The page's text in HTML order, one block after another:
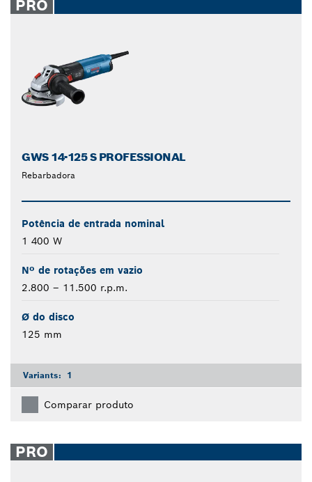
PRO
GWS 14-125 S PROFESSIONAL
Rebarbadora
Potência de entrada nominal
1 400 W
Nº de rotações em vazio
2.800 – 11.500 r.p.m.
Ø do disco
125 mm
Variants: 1
Comparar produto
PRO